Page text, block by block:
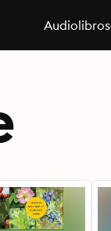
Audiolibros